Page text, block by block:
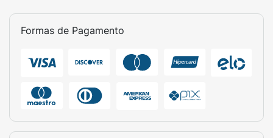
Formas de Pagamento